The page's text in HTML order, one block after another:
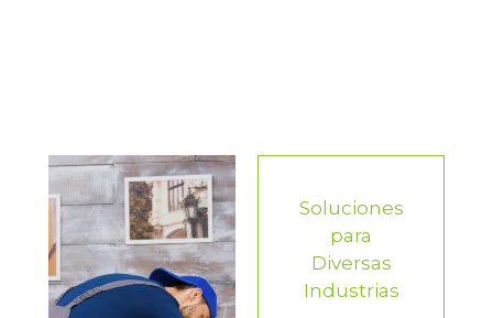
Soluciones
para
Diversas
Industrias